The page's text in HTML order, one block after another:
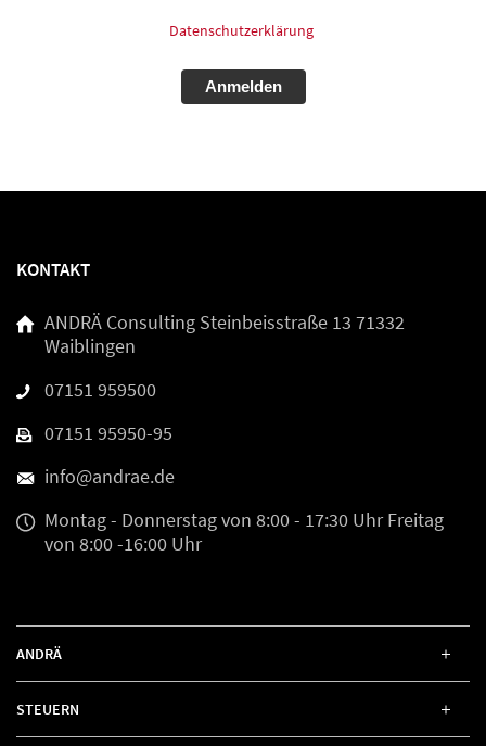
Datenschutzerklärung
KONTAKT
ANDRÄ Consulting Steinbeisstraße 13 71332
Waiblingen
07151 959500
07151 95950-95
info@andrae.de
Montag - Donnerstagvon 8:00 - 17:30 UhrFreitag
von 8:00 -16:00 Uhr
ANDRÄ
STEUERN